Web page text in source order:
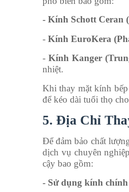
- Kính Schott Ceran
- Kính EuroKera
-Kính Kanger
nhiệt.
Khi thay mặt kính
để kéo dài tuổi thọ
5. Địa Chỉ
Để đảm bảo chất
dịch vụ chuyên
cậy bao gồm:
- Sử dụng kính